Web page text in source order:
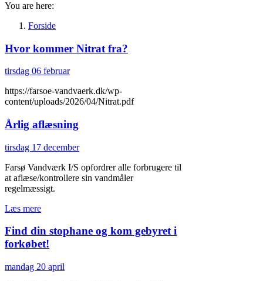
You are here:
Forside
Hvor kommer Nitrat fra?
tirsdag 06 februar
https://farsoe-vandvaerk.dk/wp-
content/uploads/2026/04/Nitrat.pdf
Årlig aflæsning
tirsdag 17 december
Farsø Vandværk I/S opfordrer alle forbrugere til
at aflæse/kontrollere sin vandmåler
regelmæssigt.
Læs mere
Find din stophane og kom gebyret i
forkøbet!
mandag 20 april